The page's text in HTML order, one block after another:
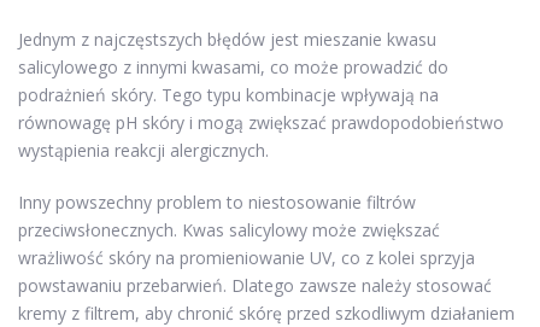
Jednym z najczęstszych błędów jest mieszanie kwasu
salicylowego z innymi kwasami, co może prowadzić do
podrażnień skóry. Tego typu kombinacje wpływają na
równowagę pH skóry i mogą zwiększać prawdopodobieństwo
wystąpienia reakcji alergicznych.
Inny powszechny problem to niestosowanie filtrów
przeciwsłonecznych. Kwas salicylowy może zwiększać
wrażliwość skóry na promieniowanie UV, co z kolei sprzyja
powstawaniu przebarwień. Dlatego zawsze należy stosować
kremy z filtrem, aby chronić skórę przed szkodliwym działaniem